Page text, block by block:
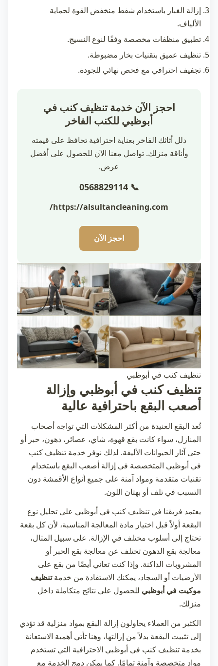
إزالة الغبار باستخدام شفط منخفض القوة لحماية
الألياف.
تطبيق منظفات مخصصة وفقًا لنوع النسيج.
تنظيف عميق بتقنيات بخار مضبوطة.
تجفيف احترافي مع فحص نهائي للجودة.
احجز الآن خدمة تنظيف كنب في
أبوظبي للكنب الفاخر
دلل أثاثك الفاخر بعناية احترافية تحافظ على قيمته
وأناقة منزلك. تواصل معنا الآن للحصول على أفضل
عرض.
📞 0568829114
https://alsultancleaning.com/
احجز الآن
تنظيف كنب في أبوظبي
تنظيف كنب في أبوظبي وإزالة
أصعب البقع باحترافية عالية
تُعد البقع العنيدة من أكثر المشكلات التي تواجه أصحاب
المنازل، سواء كانت بقع قهوة، شاي، عصائر، دهون، حبر أو
حتى آثار الحيوانات الأليفة. لذلك نوفر خدمة تنظيف كنب
في أبوظبي المتخصصة في إزالة أصعب البقع باستخدام
تقنيات متقدمة ومواد آمنة على جميع أنواع الأقمشة دون
التسبب في تلف أو بهتان اللون.
يعتمد فريقنا في تنظيف كنب في أبوظبي على تحليل نوع
البقعة أولاً قبل اختيار مادة المعالجة المناسبة، لأن كل بقعة
تحتاج إلى أسلوب مختلف في الإزالة. على سبيل المثال،
معالجة بقع الدهون تختلف عن معالجة بقع الحبر أو
المشروبات الداكنة. وإذا كنت تعاني أيضًا من بقع على
الأرضيات أو السجاد، يمكنك الاستفادة من خدمةتنظيف
موكيت في أبوظبي للحصول على نتائج متكاملة داخل
منزلك.
الكثير من العملاء يحاولون إزالة البقع بمواد منزلية قد تؤدي
إلى تثبيت البقعة بدلاً من إزالتها، وهنا تأتي أهمية الاستعانة
بخدمة تنظيف كنب في أبوظبي الاحترافية التي تستخدم
مواد متخصصة وآمنة تمامًا. كما يمكن دمج الخدمة مع